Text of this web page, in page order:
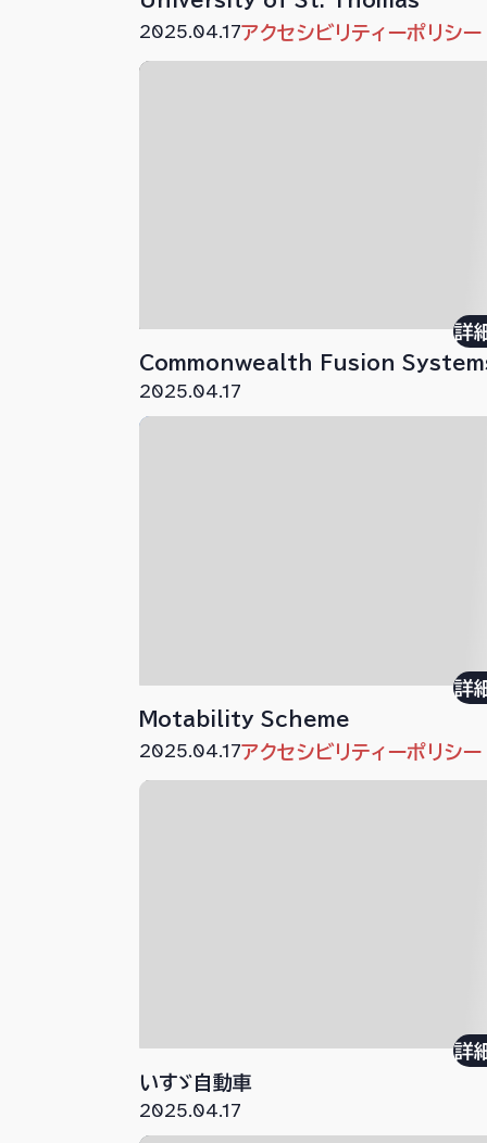
2025.04.17アクセシビリティーポリシー
Commonwealth Fusion
詳
2025.04.17
Motability Scheme
詳
2025.04.17アクセシビリティーポリシー
いすゞ自動車
詳
2025.04.17